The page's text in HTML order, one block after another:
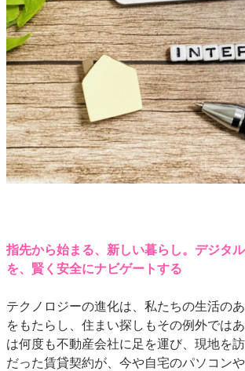
指先から始まる、新しい暮らし。デジタ
を、賢く安全にナビゲートする
テクノロジーの進化は、私たちの生活の
をもたらし、住まい探しもその例外では
は何度も不動産会社に足を運び、現地を
だった賃貸契約が、今や自宅のパソコン